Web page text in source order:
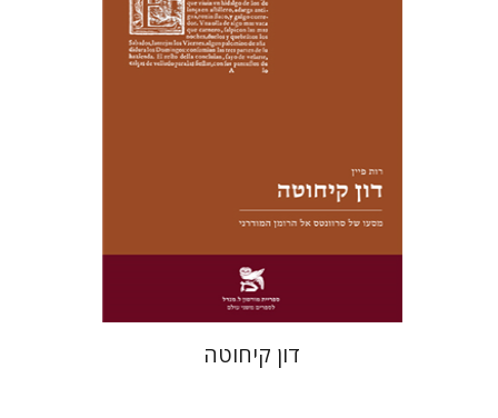
הנחת אתר ספר מודפס
$31
$28
דון קיחוטה